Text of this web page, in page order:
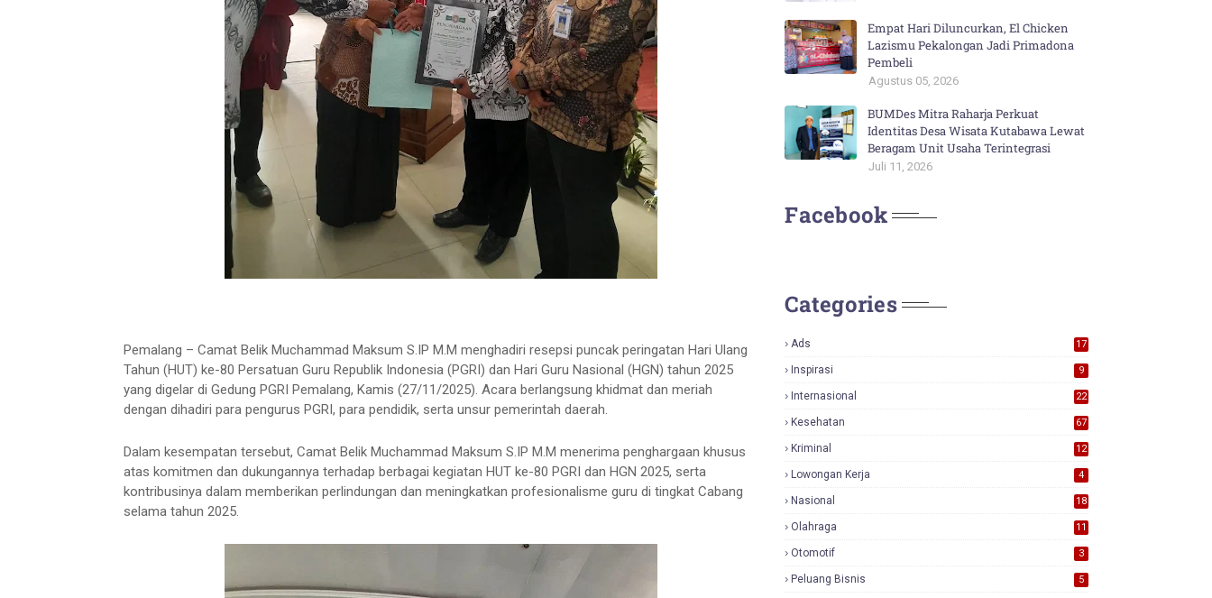
Pemalang – Camat Belik Muchammad Maksum S.IP M.M menghadiri resepsi puncak peringatan Hari Ulang
Tahun (HUT) ke-80 Persatuan Guru Republik Indonesia (PGRI) dan Hari Guru Nasional (HGN) tahun 2025
yang digelar di Gedung PGRI Pemalang, Kamis (27/11/2025). Acara berlangsung khidmat dan meriah
dengan dihadiri para pengurus PGRI, para pendidik, serta unsur pemerintah daerah.
Dalam kesempatan tersebut, Camat Belik Muchammad Maksum S.IP M.M menerima penghargaan khusus
atas komitmen dan dukungannya terhadap berbagai kegiatan HUT ke-80 PGRI dan HGN 2025, serta
kontribusinya dalam memberikan perlindungan dan meningkatkan profesionalisme guru di tingkat Cabang
selama tahun 2025.
Empat Hari Diluncurkan, El Chicken
Lazismu Pekalongan Jadi Primadona
Pembeli
Agustus 05, 2026
BUMDes Mitra Raharja Perkuat
Identitas Desa Wisata Kutabawa Lewat
Beragam Unit Usaha Terintegrasi
Juli 11, 2026
Facebook
Categories
Ads
17
Inspirasi 9
Internasional 22
Kesehatan 67
Kriminal 12
Lowongan Kerja 4
Nasional
18
Olahraga 11
Otomotif 3
Peluang Bisnis 5